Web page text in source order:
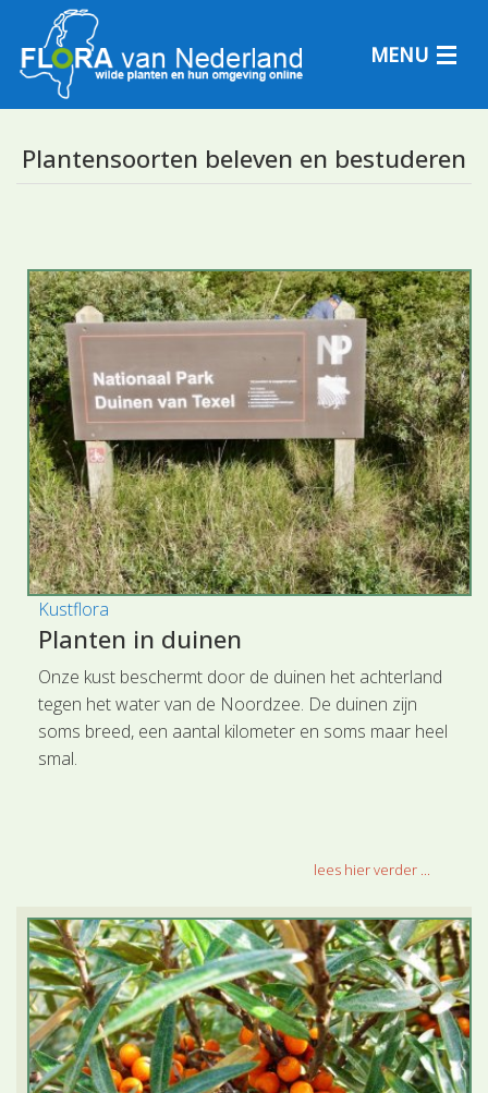
MENU
Determineren
Plantensoorten beleven en bestuderen
Kustflora
Planten in duinen
Onze kust beschermt door de duinen het achterland
tegen het water van de Noordzee. De duinen zijn
soms breed, een aantal kilometer en soms maar heel
smal.
lees hier verder ...